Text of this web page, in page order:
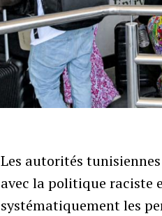
Les autorités
avec la politique raciste
systématiquement les